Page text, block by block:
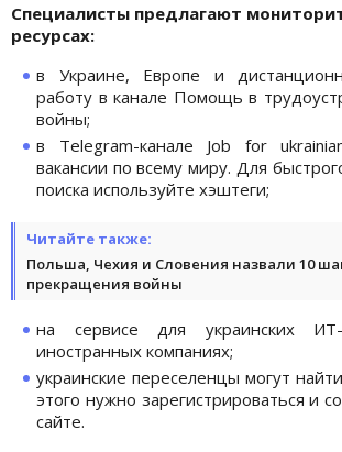
Специалисты предлагают
ресурсах:
в Украине, Европе и
работу в канале Помощь в
войны;
в Telegram-канале Job for
вакансии по всему миру. Для
поиска используйте хэштеги;
Читайте также:
Польша, Чехия и Словения назвали 10
прекращения войны
на сервисе для украинских ИТ-
иностранных компаниях;
украинские переселенцы могут
этого нужно зарегистрироваться и
сайте.